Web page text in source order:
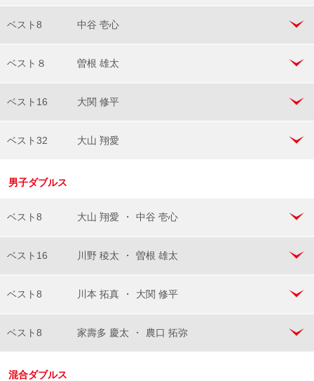
ベスト8 中谷 壱心
ベスト８ 曽根 雄太
ベスト16 大関 修平
ベスト32 大山 翔愛
男子ダブルス
ベスト8 大山 翔愛 ・ 中谷 壱心
ベスト16 川野 稜太 ・ 曽根 雄太
ベスト8 川本 拓真 ・ 大関 修平
ベスト8 家壽多 慶太 ・ 農口 拓弥
混合ダブルス